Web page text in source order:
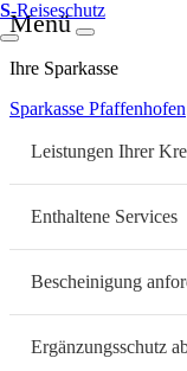
S-Reiseschutz
Menü
Ihre Sparkasse
Sparkasse Pfaffenhofen
Leistungen Ihrer
Enthaltene Services
Bescheinigung
Ergänzungsschutz